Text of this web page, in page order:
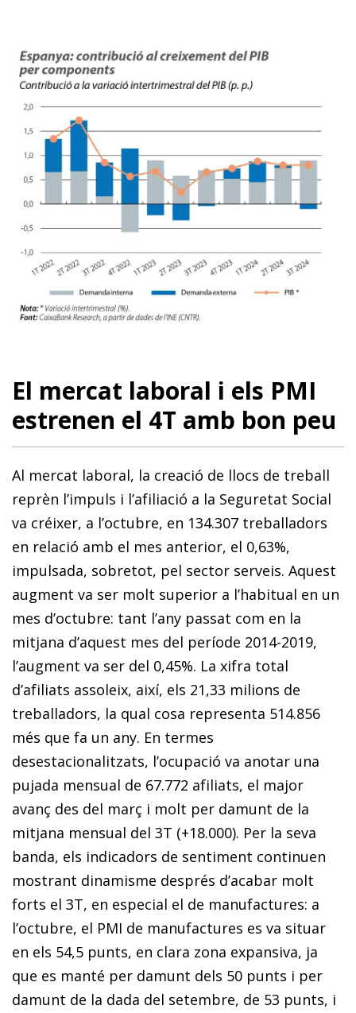
El mercat laboral i els PMI
estrenen el 4T amb bon peu
Al mercat laboral, la creació de llocs de treball
reprèn l’impuls i l’afiliació a la Seguretat Social
va créixer, a l’octubre, en 134.307 treballadors
en relació amb el mes anterior, el 0,63%,
impulsada, sobretot, pel sector serveis. Aquest
augment va ser molt superior a l’habitual en un
mes d’octubre: tant l’any passat com en la
mitjana d’aquest mes del període 2014-2019,
l’augment va ser del 0,45%. La xifra total
d’afiliats assoleix, així, els 21,33 milions de
treballadors, la qual cosa representa 514.856
més que fa un any. En termes
desestacionalitzats, l’ocupació va anotar una
pujada mensual de 67.772 afiliats, el major
avanç des del març i molt per damunt de la
mitjana mensual del 3T (+18.000). Per la seva
banda, els indicadors de sentiment continuen
mostrant dinamisme després d’acabar molt
forts el 3T, en especial el de manufactures: a
l’octubre, el PMI de manufactures es va situar
en els 54,5 punts, en clara zona expansiva, ja
que es manté per damunt dels 50 punts i per
damunt de la dada del setembre, de 53 punts, i